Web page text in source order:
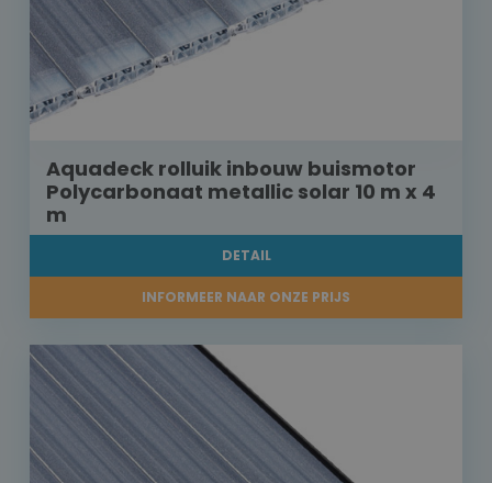
Aquadeck rolluik inbouw buismotor
Polycarbonaat metallic solar 10 m x 4
m
DETAIL
INFORMEER NAAR ONZE PRIJS